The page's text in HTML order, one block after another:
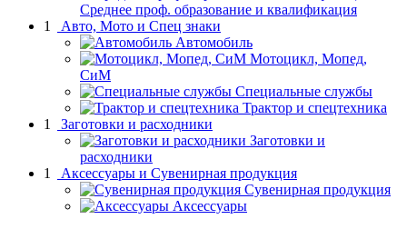
Среднее проф. образование и квалификация
1
Авто, Мото и Спец знаки
Автомобиль
Мотоцикл, Мопед,
СиМ
Специальные службы
Трактор и спецтехника
1
Заготовки и расходники
Заготовки и
расходники
1
Аксессуары и Сувенирная продукция
Сувенирная продукция
Аксессуары